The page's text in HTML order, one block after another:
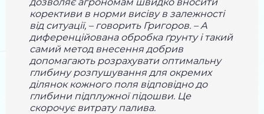
корективи в норми висіву в залежності
від ситуації, – говорить Григоров. – А
диференційована обробка ґрунту і такий
самий метод внесення добрив
допомагають розрахувати оптимальну
глибину розпушування для окремих
ділянок кожного поля відповідно до
глибини підплужної підошви. Це
скорочує витрату палива.